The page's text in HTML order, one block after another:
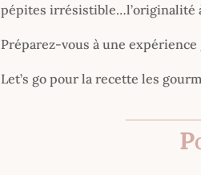
pépites irrésistible…l’originalité
Préparez-vous à une
Let’s go pour la recette les